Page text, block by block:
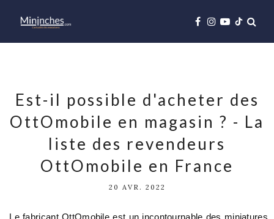
Est-il possible d'acheter des
OttOmobile en magasin ? - La
liste des revendeurs
OttOmobile en France
20 AVR. 2022
Le fabricant OttOmobile est un incontournable des miniatures